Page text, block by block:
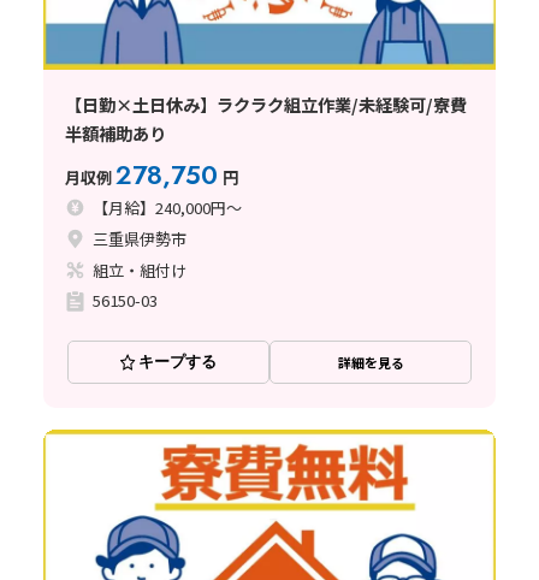
【日勤×土日休み】ラクラク組立作業/未経験可/寮費
半額補助あり
月収例278,750 円
【月給】240,000円～
三重県伊勢市
組立・組付け
56150-03
キープする 詳細を見る